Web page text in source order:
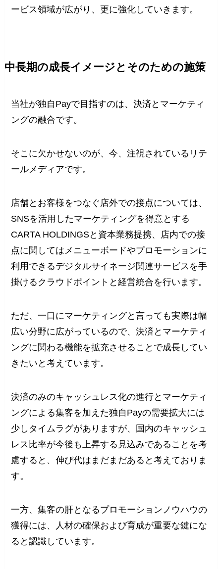
ービス領域が広がり、更に強化していきます。
中長期の成長イメージとそのための施策
当社が独自Payで目指すのは、決済とマーケティ
ングの融合です。
そこに欠かせないのが、今、注視されているリテ
ールメディアです。
店舗とお客様をつなぐ店外での接点については、
SNSを活用したマーケティングを得意とする
CARTA HOLDINGSと資本業務提携、店内での接
点に関してはメニューボードやプロモーションに
利用できるデジタルサイネージ関連サービスを手
掛けるクラウドポイントと経営統合を行います。
ただ、一口にマーケティングと言っても実際は幅
広い分野に広がっているので、決済とマーケティ
ングに関わる機能を拡充させることで成長してい
きたいと考えています。
決済のみのキャッシュレス化の進行とマーケティ
ングによる集客を加えた独自Payの需要拡大には
少しタイムラグがありますが、国内のキャッシュ
レス比率が今後も上昇する見込みであることを考
慮すると、伸び代はまだまだあると考えておりま
す。
一方、集客の肝となるプロモーションノウハウの
獲得には、人材の確保および育成が重要な鍵にな
ると認識しています。